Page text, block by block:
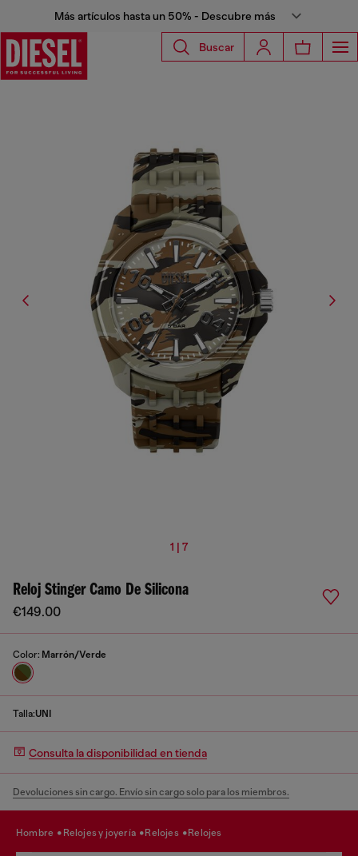
Más artículos hasta un 50% - Descubre más
Buscar
1 | 7
Reloj Stinger Camo De Silicona
€149.00
Color: Marrón/Verde
Talla:UNI
Consulta la disponibilidad en tienda
Devoluciones sin cargo. Envío sin cargo solo para los miembros.
hombre relojes y joyería relojes relojes